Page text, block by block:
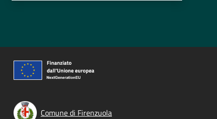
Comune di Firenzuola